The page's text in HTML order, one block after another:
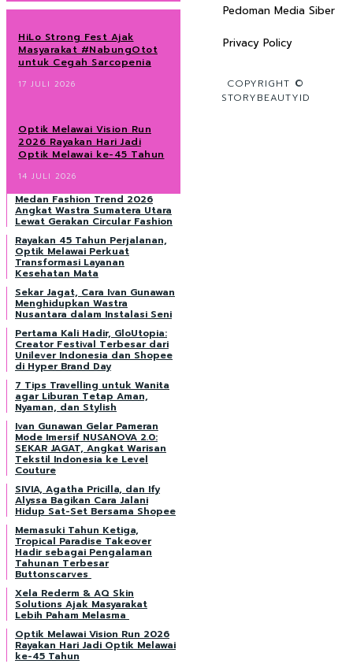
HiLo Strong Fest Ajak
Masyarakat #NabungOtot
untuk Cegah Sarcopenia
17 JULI 2026
Optik Melawai Vision Run
2026 Rayakan Hari Jadi
Optik Melawai ke-45 Tahun
14 JULI 2026
Medan Fashion Trend 2026
Angkat Wastra Sumatera Utara
Lewat Gerakan Circular Fashion
Rayakan 45 Tahun Perjalanan,
Optik Melawai Perkuat
Transformasi Layanan
Kesehatan Mata
Sekar Jagat, Cara Ivan Gunawan
Menghidupkan Wastra
Nusantara dalam Instalasi Seni
Pertama Kali Hadir, GloUtopia:
Creator Festival Terbesar dari
Unilever Indonesia dan Shopee
di Hyper Brand Day
7 Tips Travelling untuk Wanita
agar Liburan Tetap Aman,
Nyaman, dan Stylish
Ivan Gunawan Gelar Pameran
Mode Imersif NUSANOVA 2.0:
SEKAR JAGAT, Angkat Warisan
Tekstil Indonesia ke Level
Couture
SIVIA, Agatha Pricilla, dan Ify
Alyssa Bagikan Cara Jalani
Hidup Sat-Set Bersama Shopee
Memasuki Tahun Ketiga,
Tropical Paradise Takeover
Hadir sebagai Pengalaman
Tahunan Terbesar
Buttonscarves
Xela Rederm & AQ Skin
Solutions Ajak Masyarakat
Lebih Paham Melasma
Optik Melawai Vision Run 2026
Rayakan Hari Jadi Optik Melawai
ke-45 Tahun
Pedoman Media Siber
Privacy Policy
COPYRIGHT ©
STORYBEAUTYID